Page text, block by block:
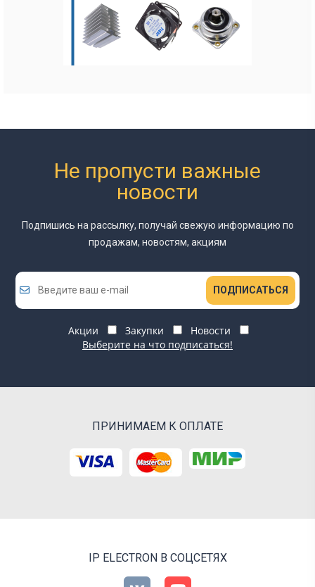
Не пропусти важные
новости
Подпишись на рассылку, получай свежую информацию по
продажам, новостям, акциям
ПОДПИСАТЬСЯ
Акции Закупки
Новости
Выберите на что подписаться!
ПРИНИМАЕМ К ОПЛАТЕ
IP ELECTRON В СОЦСЕТЯХ